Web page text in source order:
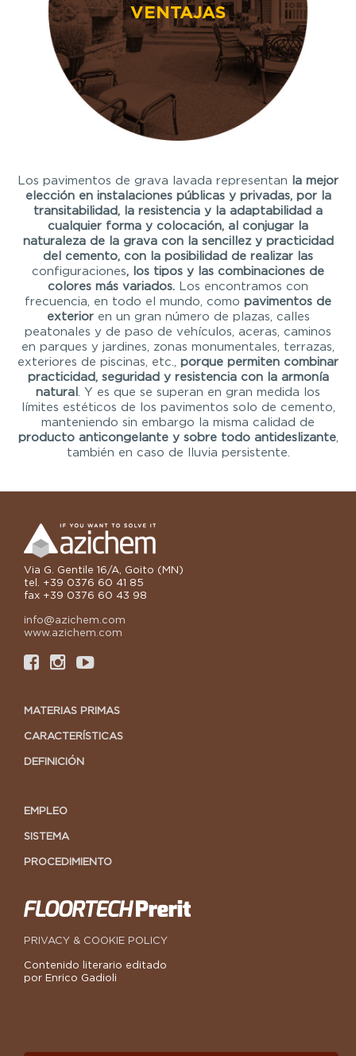
VENTAJAS
Los pavimentos de grava lavada representan la mejor
elección en instalaciones públicas y privadas, por la
transitabilidad, la resistencia y la adaptabilidad a
cualquier forma y colocación, al conjugar la
naturaleza de la grava con la sencillez y practicidad
del cemento, con la posibilidad de realizar las
configuraciones , los tipos y las combinaciones de
colores más variados. Los encontramos con
frecuencia, en todo el mundo, como pavimentos de
exterioren un gran número de plazas, calles
peatonales y de paso de vehículos, aceras, caminos
en parques y jardines, zonas monumentales, terrazas,
exteriores de piscinas, etc., porque permiten combinar
practicidad, seguridad y resistencia con la armonía
natural . Y es que se superan en gran medida los
límites estéticos de los pavimentos solo de cemento,
manteniendo sin embargo la misma calidad de
producto anticongelante y sobre todo antideslizante,
también en caso de lluvia persistente.
Via G. Gentile 16/A, Goito (MN)
tel. +39 0376 60 41 85
fax +39 0376 60 43 98
info@azichem.com
www.azichem.com
MATERIAS PRIMAS
CARACTERÍSTICAS
DEFINICIÓN
EMPLEO
SISTEMA
PROCEDIMIENTO
PRIVACY & COOKIE POLICY
Contenido literario editado
por Enrico Gadioli